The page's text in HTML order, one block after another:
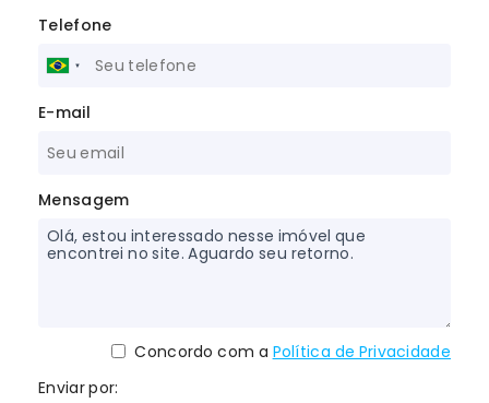
Telefone
E-mail
Mensagem
Concordo com a Política de Privacidade
Enviar por: